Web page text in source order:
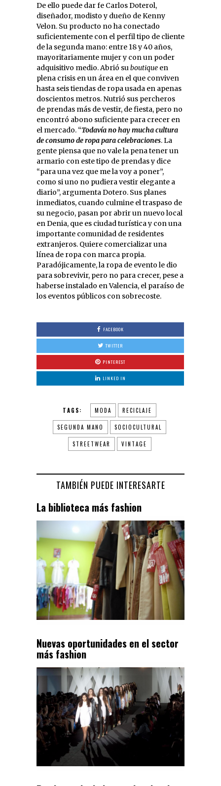
De ello puede dar fe Carlos Doterol,
diseñador, modisto y dueño de Kenny
Velon. Su producto no ha conectado
suficientemente con el perfil tipo de cliente
de la segunda mano: entre 18 y 40 años,
mayoritariamente mujer y con un poder
adquisitivo medio. Abrió suboutique en
plena crisis en un área en el que conviven
hasta seis tiendas de ropa usada en apenas
doscientos metros. Nutrió sus percheros
de prendas más de vestir, de fiesta, pero no
encontró abono suficiente para crecer en
el mercado. “Todavía no hay mucha cultura
de consumo de ropa para celebraciones. La
gente piensa que no vale la pena tener un
armario con este tipo de prendas y dice
“para una vez que me la voy a poner”,
como si uno no pudiera vestir elegante a
diario”, argumenta Dotero. Sus planes
inmediatos, cuando culmine el traspaso de
su negocio, pasan por abrir un nuevo local
en Denia, que es ciudad turística y con una
importante comunidad de residentes
extranjeros. Quiere comercializar una
línea de ropa con marca propia.
Paradójicamente, la ropa de evento le dio
para sobrevivir, pero no para crecer, pese a
haberse instalado en Valencia, el paraíso de
los eventos públicos con sobrecoste.
FACEBOOK
TWITTER
PINTEREST
LINKED IN
TAGS: MODA RECICLAJE
SEGUNDA MANO SOCIOCULTURAL
STREETWEAR VINTAGE
TAMBIÉN PUEDE INTERESARTE
La biblioteca más fashion
Nuevas oportunidades en el sector
más fashion